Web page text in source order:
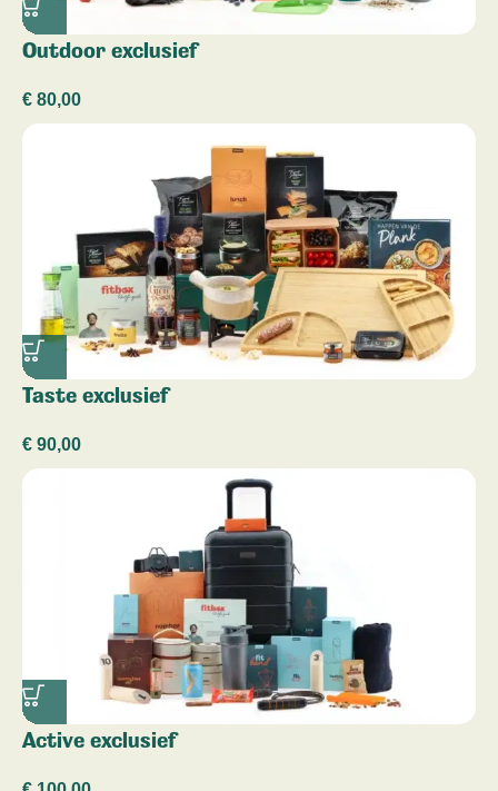
Outdoor exclusief
€ 80,00
Taste exclusief
€ 90,00
Active exclusief